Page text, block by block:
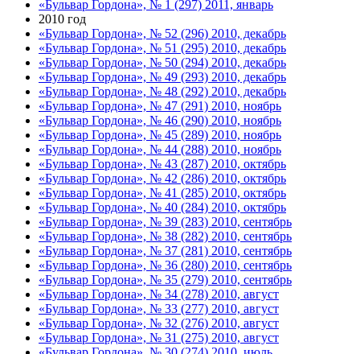
«Бульвар Гордона», № 1 (297) 2011, январь
2010 год
«Бульвар Гордона», № 52 (296) 2010, декабрь
«Бульвар Гордона», № 51 (295) 2010, декабрь
«Бульвар Гордона», № 50 (294) 2010, декабрь
«Бульвар Гордона», № 49 (293) 2010, декабрь
«Бульвар Гордона», № 48 (292) 2010, декабрь
«Бульвар Гордона», № 47 (291) 2010, ноябрь
«Бульвар Гордона», № 46 (290) 2010, ноябрь
«Бульвар Гордона», № 45 (289) 2010, ноябрь
«Бульвар Гордона», № 44 (288) 2010, ноябрь
«Бульвар Гордона», № 43 (287) 2010, октябрь
«Бульвар Гордона», № 42 (286) 2010, октябрь
«Бульвар Гордона», № 41 (285) 2010, октябрь
«Бульвар Гордона», № 40 (284) 2010, октябрь
«Бульвар Гордона», № 39 (283) 2010, сентябрь
«Бульвар Гордона», № 38 (282) 2010, сентябрь
«Бульвар Гордона», № 37 (281) 2010, сентябрь
«Бульвар Гордона», № 36 (280) 2010, сентябрь
«Бульвар Гордона», № 35 (279) 2010, сентябрь
«Бульвар Гордона», № 34 (278) 2010, август
«Бульвар Гордона», № 33 (277) 2010, август
«Бульвар Гордона», № 32 (276) 2010, август
«Бульвар Гордона», № 31 (275) 2010, август